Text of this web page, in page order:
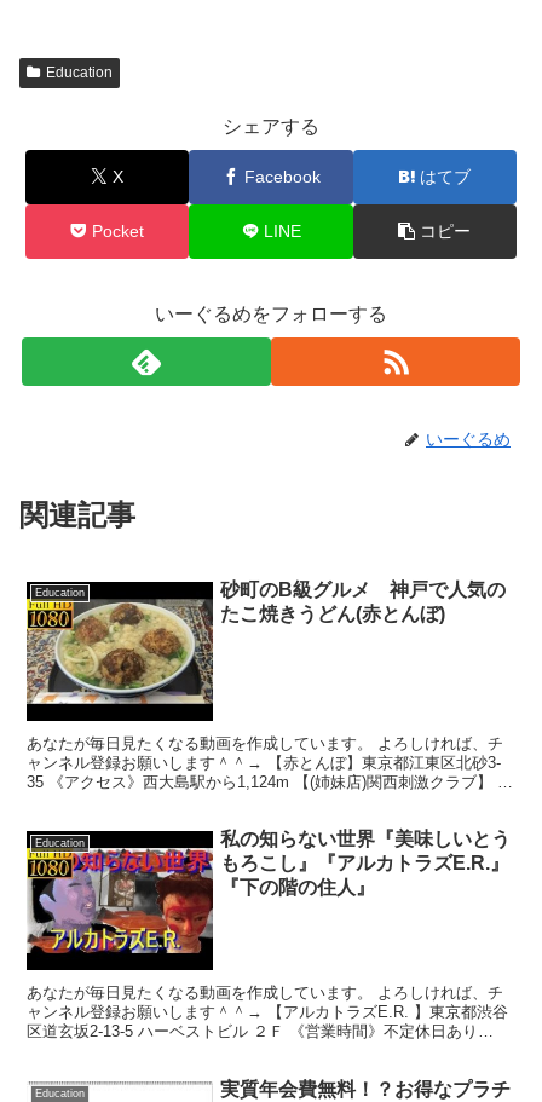
Education
シェアする
X Facebook はてブ
Pocket LINE コピー
いーぐるめをフォローする
いーぐるめ
関連記事
Education
砂町のB級グルメ 神戸で人気の
たこ焼きうどん(赤とんぼ)
あなたが毎日見たくなる動画を作成しています。 よろしければ、チ
ャンネル登録お願いします＾＾→ 【赤とんぼ】東京都江東区北砂3-
35 《アクセス》西大島駅から1,124m 【(姉妹店)関西刺激クラブ】 ・
Education
私の知らない世界『美味しいとう
もろこし』『アルカトラズE.R.』
『下の階の住人』
あなたが毎日見たくなる動画を作成しています。 よろしければ、チ
ャンネル登録お願いします＾＾→ 【アルカトラズE.R. 】東京都渋谷
区道玄坂2-13-5 ハーベストビル ２Ｆ 《営業時間》不定休日あり
Education
実質年会費無料！？お得なプラチ